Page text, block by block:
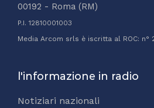
00192 - Roma (RM)
P.I. 12810001003
Media Arcom srls è iscritta al ROC: n°
l'informazione in radio
Notiziari nazionali